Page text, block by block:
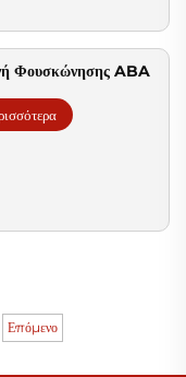
Φουσκώνησης ABA
Επόμενο